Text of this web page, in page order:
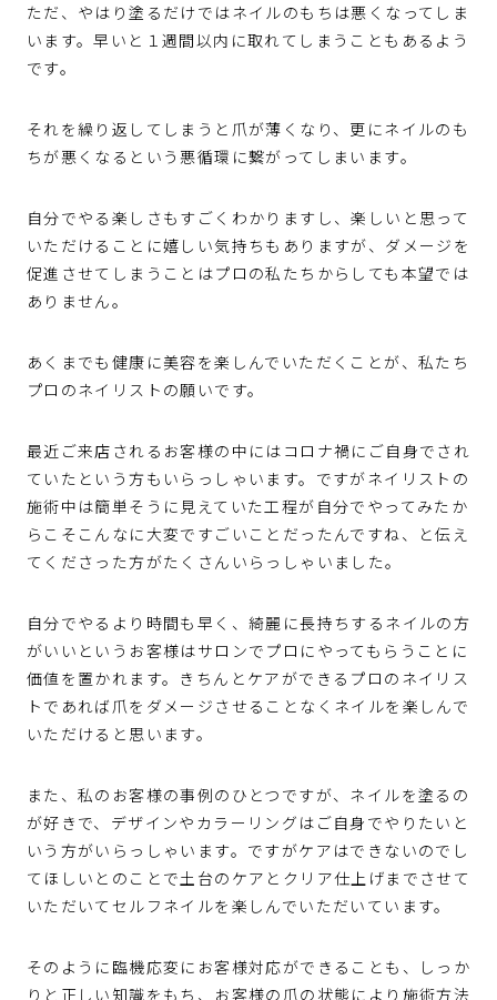
ただ、やはり塗るだけではネイルのもちは悪くなってしま
います。早いと１週間以内に取れてしまうこともあるよう
です。
それを繰り返してしまうと爪が薄くなり、更にネイルのも
ちが悪くなるという悪循環に繋がってしまいます。
自分でやる楽しさもすごくわかりますし、楽しいと思って
いただけることに嬉しい気持ちもありますが、ダメージを
促進させてしまうことはプロの私たちからしても本望では
ありません。
あくまでも健康に美容を楽しんでいただくことが、私たち
プロのネイリストの願いです。
最近ご来店されるお客様の中にはコロナ禍にご自身でされ
ていたという方もいらっしゃいます。ですがネイリストの
施術中は簡単そうに見えていた工程が自分でやってみたか
らこそこんなに大変ですごいことだったんですね、と伝え
てくださった方がたくさんいらっしゃいました。
自分でやるより時間も早く、綺麗に長持ちするネイルの方
がいいというお客様はサロンでプロにやってもらうことに
価値を置かれます。きちんとケアができるプロのネイリス
トであれば爪をダメージさせることなくネイルを楽しんで
いただけると思います。
また、私のお客様の事例のひとつですが、ネイルを塗るの
が好きで、デザインやカラーリングはご自身でやりたいと
いう方がいらっしゃいます。ですがケアはできないのでし
てほしいとのことで土台のケアとクリア仕上げまでさせて
いただいてセルフネイルを楽しんでいただいています。
そのように臨機応変にお客様対応ができることも、しっか
りと正しい知識をもち、お客様の爪の状態により施術方法